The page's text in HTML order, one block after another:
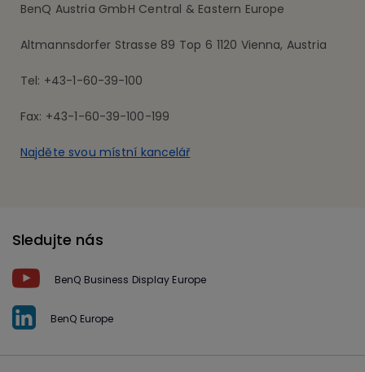
BenQ Austria GmbH Central & Eastern Europe
Altmannsdorfer Strasse 89 Top 6 1120 Vienna, Austria
Tel: +43-1-60-39-100
Fax: +43-1-60-39-100-199
Najděte svou místní kancelář
Sledujte nás
BenQ Business Display Europe
BenQ Europe